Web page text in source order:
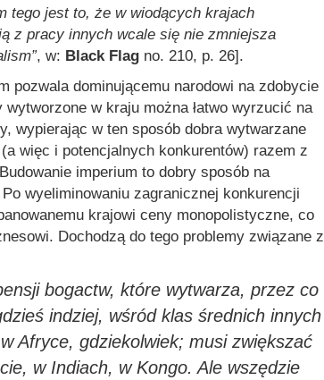
tego jest to, że w wiodących krajach
z pracy innych wcale się nie zmniejsza
, w: Black Flag no. 210, p. 26].
pozwala dominującemu narodowi na zdobycie
w kraju można łatwo wyrzucić na
wypierając w ten sposób dobra wytwarzane
więc i potencjalnych konkurentów) razem z
imperium to dobry sposób na
wyeliminowaniu zagranicznej konkurencji
krajowi ceny monopolistyczne, co
Dochodzą do tego problemy związane z
bogactw, które wytwarza, przez co
indziej, wśród klas średnich innych
Afryce, gdziekolwiek; musi zwiększać
w Indiach, w Kongo. Ale wszędzie